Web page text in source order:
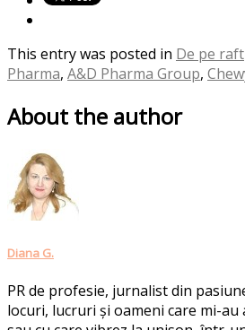
This entry was posted in De pe raft
Pharma, A&D Pharma Group,
About the author
Diana G.
PR de profesie, jurnalist din
locuri, lucruri și oameni care mi-au